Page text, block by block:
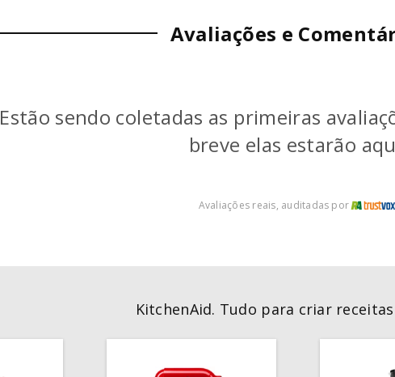
Avaliações e
Estão sendo coletadas as primeiras
breve elas estarão
Avaliações reais, auditadas por
KitchenAid. Tudo para criar